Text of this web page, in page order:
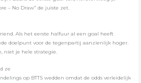
– No Draw” de juiste zet.
Als het eerste halfuur al een goal heeft
doelpunt voor de tegenpartij aanzienlijk hoger.
niet je hele strategie.
ze
op BTTS wedden omdat de odds verleidelijk